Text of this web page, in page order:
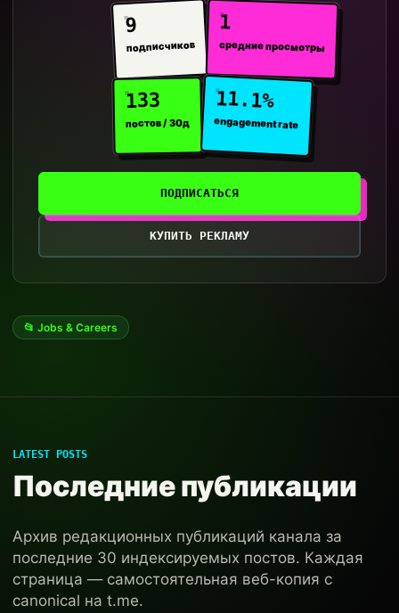
9
подписчиков
1
средние просмотры
133
постов / 30д
11.1%
engagement rate
ПОДПИСАТЬСЯ
КУПИТЬ РЕКЛАМУ
📂 Jobs & Careers
LATEST POSTS
Последние публикации
Архив редакционных публикаций канала за
последние 30 индексируемых постов. Каждая
страница — самостоятельная веб-копия с
canonical на t.me.